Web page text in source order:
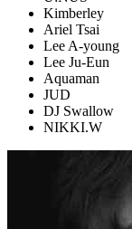
Kimberley
Ariel Tsai
Lee A-young
Lee Ju-Eun
Aquaman
JUD
DJ Swallow
NIKKI.W